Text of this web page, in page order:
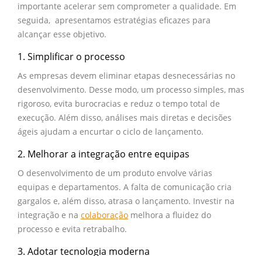
importante acelerar sem comprometer a qualidade. Em
seguida, apresentamos estratégias eficazes para
alcançar esse objetivo.
1. Simplificar o processo
As empresas devem eliminar etapas desnecessárias no
desenvolvimento. Desse modo, um processo simples, mas
rigoroso, evita burocracias e reduz o tempo total de
execução. Além disso, análises mais diretas e decisões
ágeis ajudam a encurtar o ciclo de lançamento.
2. Melhorar a integração entre equipas
O desenvolvimento de um produto envolve várias
equipas e departamentos. A falta de comunicação cria
gargalos e, além disso, atrasa o lançamento. Investir na
integração e na colaboração melhora a fluidez do
processo e evita retrabalho.
3. Adotar tecnologia moderna